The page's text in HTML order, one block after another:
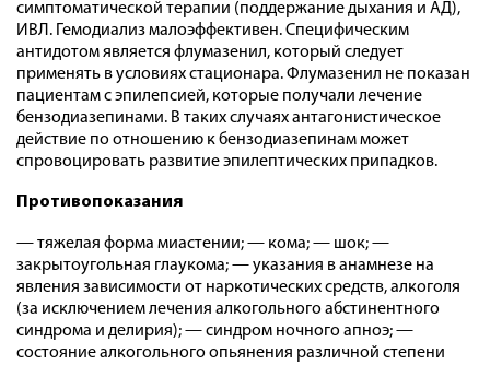
симптоматической терапии (поддержание дыхания и АД),
ИВЛ. Гемодиализ малоэффективен. Специфическим
антидотом является флумазенил, который следует
применять в условиях стационара. Флумазенил не показан
пациентам с эпилепсией, которые получали лечение
бензодиазепинами. В таких случаях антагонистическое
действие по отношению к бензодиазепинам может
спровоцировать развитие эпилептических припадков.
Противопоказания
— тяжелая форма миастении; — кома; — шок; —
закрытоугольная глаукома; — указания в анамнезе на
явления зависимости от наркотических средств, алкоголя
(за исключением лечения алкогольного абстинентного
синдрома и делирия); — синдром ночного апноэ; —
состояние алкогольного опьянения различной степени